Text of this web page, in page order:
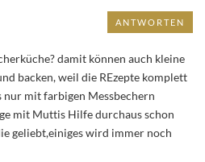
damit können auch kleine
backen, weil die REzepte komplett
mit farbigen Messbechern
mit Muttis Hilfe durchaus schon
geliebt,einiges wird immer noch
ANTWORTEN